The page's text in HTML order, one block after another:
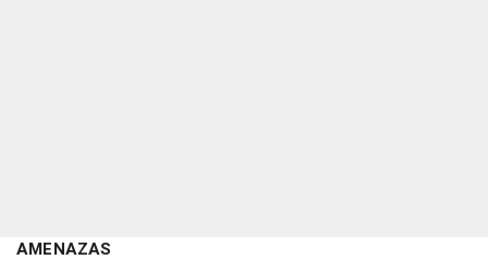
AMENAZAS